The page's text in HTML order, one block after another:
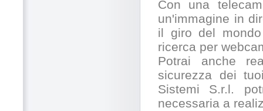
Con una
un'immagine in
il giro del
ricerca per
Potrai anche
sicurezza dei
Sistemi S.r.l.
necessaria a